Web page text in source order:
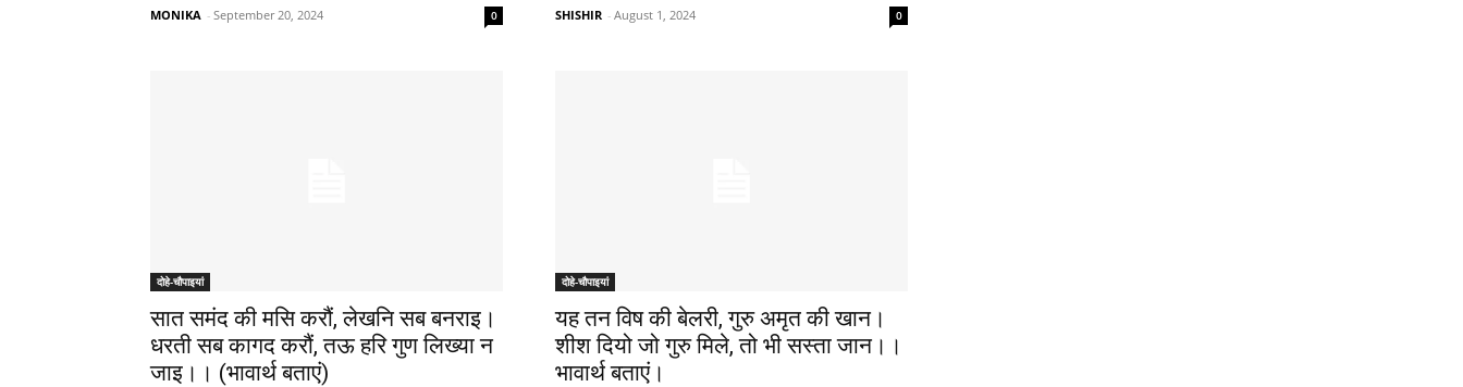
MONIKA - September 20, 2024 0 SHISHIR - August 1, 2024 0
दोहे-चौपाइयां
सात समंद की मसि करौं, लेखनि सब बनराइ।
धरती सब कागद करौं, तऊ हरि गुण लिख्या न
जाइ।। (भावार्थ बताएं)
दोहे-चौपाइयां
यह तन विष की बेलरी, गुरु अमृत की खान।
शीश दियो जो गुरु मिले, तो भी सस्ता जान।।
भावार्थ बताएं।